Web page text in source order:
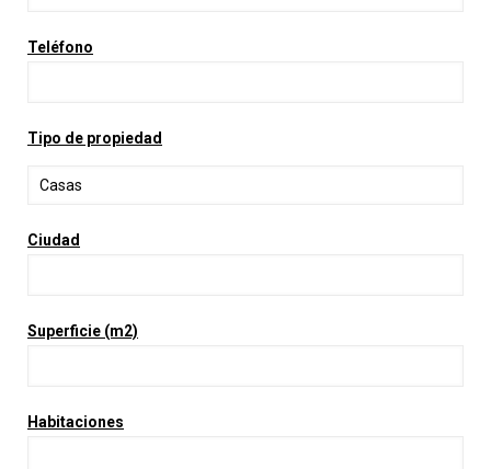
Teléfono
Tipo de propiedad
Ciudad
Superficie (m2)
Habitaciones